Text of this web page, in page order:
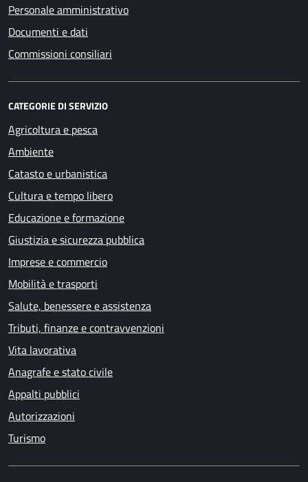
Personale amministrativo
Documenti e dati
Commissioni consiliari
CATEGORIE DI SERVIZIO
Agricoltura e pesca
Ambiente
Catasto e urbanistica
Cultura e tempo libero
Educazione e formazione
Giustizia e sicurezza pubblica
Imprese e commercio
Mobilità e trasporti
Salute, benessere e assistenza
Tributi, finanze e contravvenzioni
Vita lavorativa
Anagrafe e stato civile
Appalti pubblici
Autorizzazioni
Turismo